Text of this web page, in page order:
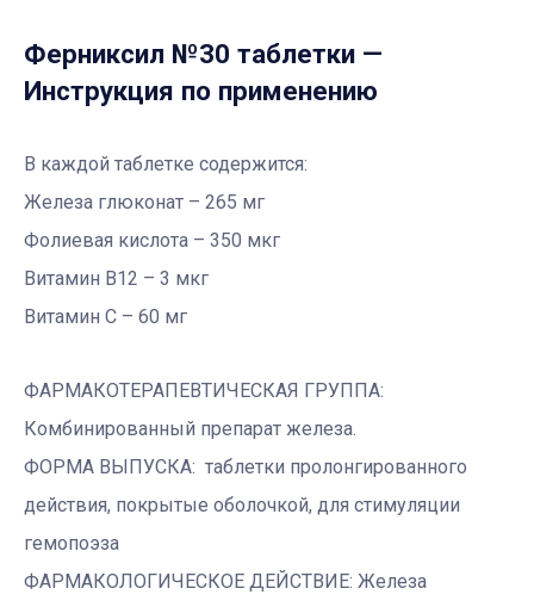
Ферниксил №30 таблетки —
Инструкция по применению
В каждой таблетке содержится:
Железа глюконат – 265 мг
Фолиевая кислота – 350 мкг
Витамин В12 – 3 мкг
Витамин С – 60 мг
ФАРМАКОТЕРАПЕВТИЧЕСКАЯ ГРУППА:
Комбинированный препарат железа.
ФОРМА ВЫПУСКА: таблетки пролонгированного
действия, покрытые оболочкой, для стимуляции
гемопоэза
ФАРМАКОЛОГИЧЕСКОЕ ДЕЙСТВИЕ: Железа